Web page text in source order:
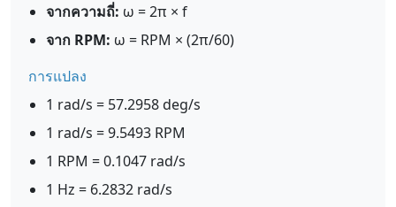
จากความถี่: ω = 2π × f
จาก RPM: ω = RPM × (2π/60)
การแปลง
1 rad/s = 57.2958 deg/s
1 rad/s = 9.5493 RPM
1 RPM = 0.1047 rad/s
1 Hz = 6.2832 rad/s